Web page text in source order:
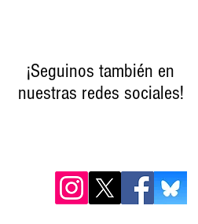
¡Seguinos también en
nuestras redes sociales!